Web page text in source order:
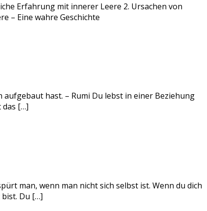
Erfahrung mit innerer Leere 2. Ursachen von
– Eine wahre Geschichte
hast. – Rumi Du lebst in einer Beziehung
das […]
man, wenn man nicht sich selbst ist. Wenn du dich
Du […]